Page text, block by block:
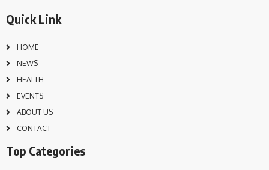
Quick Link
HOME
NEWS
HEALTH
EVENTS
ABOUT US
CONTACT
Top Categories